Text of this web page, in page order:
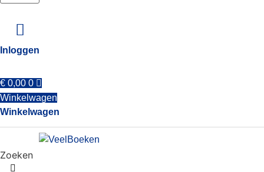
Inloggen
€ 0,00 0
Winkelwagen
Winkelwagen
Zoeken